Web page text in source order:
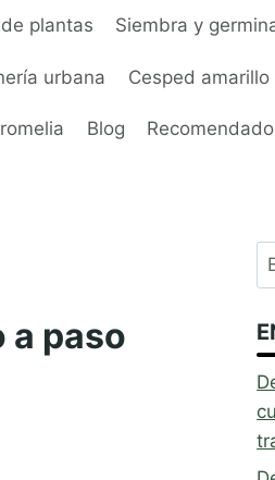
plantas Siembra y
urbana Cesped amarillo
Blog
a paso